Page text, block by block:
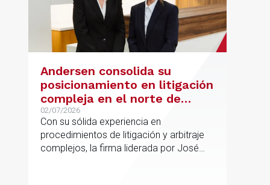
Andersen consolida su
posicionamiento en litigación
compleja en el norte de
España con la incorporación
de Rebeca Larena
02/07/2026
Con su sólida experiencia en
procedimientos de litigación y arbitraje
complejos, la firma liderada por José